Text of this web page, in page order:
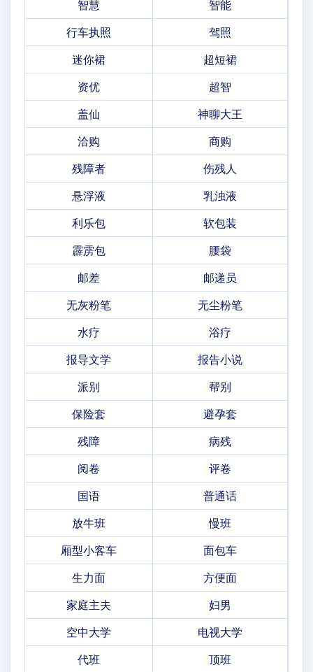
智慧
智能
行车执照
驾照
迷你裙
超短裙
资优
超智
盖仙
神聊大王
洽购
商购
残障者
伤残人
悬浮液
乳浊液
利乐包
软包装
霹雳包
腰袋
邮差
邮递员
无灰粉笔
无尘粉笔
水疗
浴疗
报导文学
报告小说
派别
帮别
保险套
避孕套
残障
病残
阅卷
评卷
国语
普通话
放牛班
慢班
厢型小客车
面包车
生力面
方便面
家庭主夫
妇男
空中大学
电视大学
代班
顶班